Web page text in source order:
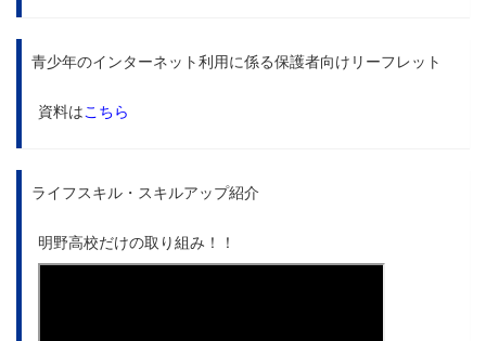
青少年のインターネット利用に係る保護者向けリーフレット
資料はこちら
ライフスキル・スキルアップ紹介
明野高校だけの取り組み！！